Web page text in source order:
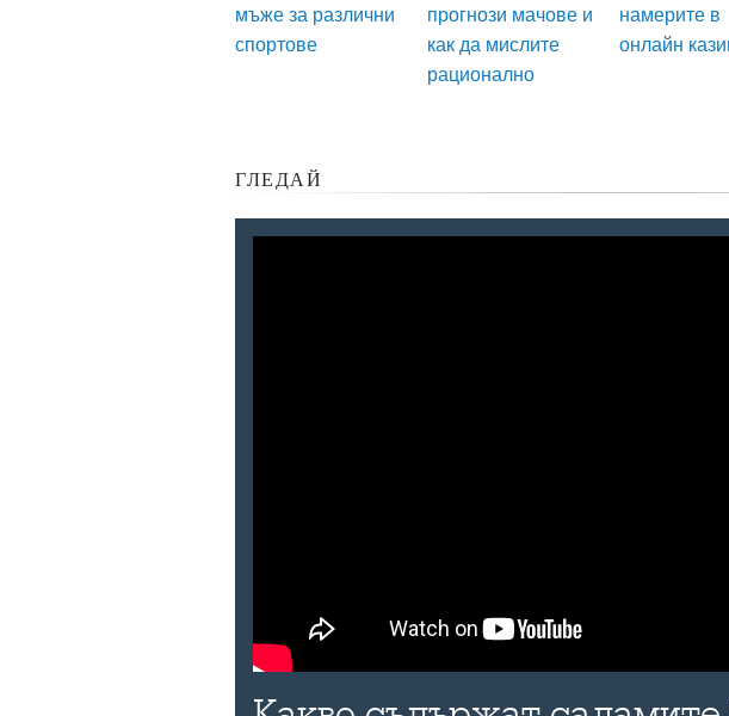
мъже за различни
спортове
прогнози мачове и
как да мислите
рационално
намерите в
онлайн
ГЛЕДАЙ